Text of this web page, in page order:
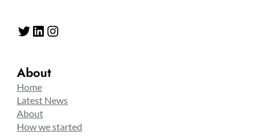
Twitter LinkedIn Instagram
About
Home
Latest News
About
How we started